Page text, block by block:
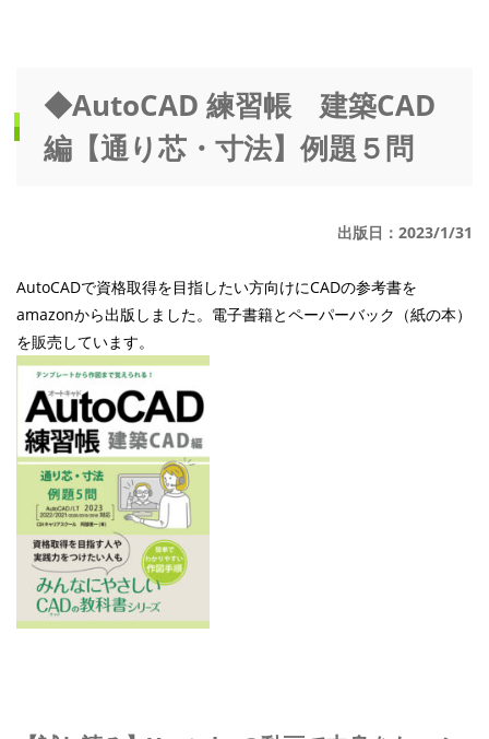
◆AutoCAD 練習帳 建築CAD
編【通り芯・寸法】例題５問
出版日：2023/1/31
AutoCADで資格取得を目指したい方向けにCADの参考書を
amazonから出版しました。電子書籍とペーパーバック（紙の本）
を販売しています。